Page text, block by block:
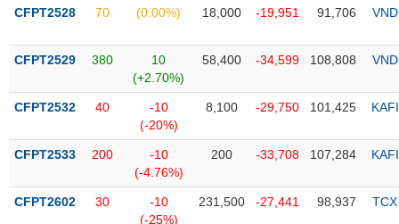
yết
yết
Niêm
bổ
sung
Hủy
niêm
CFPT2528 70 (0.00%) 18,000 -19,951 91,706 VND
CFPT2529 380
10
(+2.70%)
58,400 -34,599 108,808 VND
CFPT2532 40
-10
(-20%)
8,100 -29,750 101,425 KAFI
CFPT2533 200
-10
(-4.76%)
200 -33,708 107,284 KAFI
CFPT2602 30
-10
(-25%)
231,500 -27,441 98,937 TCX
CỔ
PHÁI
SINH
PHIẾU